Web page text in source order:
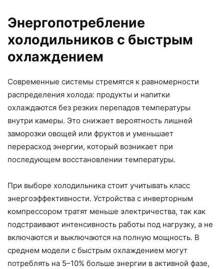
Энергопотребление
холодильников с быстрым
охлаждением
Современные системы стремятся к равномерности
распределения холода: продукты и напитки
охлаждаются без резких перепадов температуры
внутри камеры. Это снижает вероятность лишней
заморозки овощей или фруктов и уменьшает
перерасход энергии, который возникает при
последующем восстановлении температуры.
При выборе холодильника стоит учитывать класс
энергоэффективности. Устройства с инверторным
компрессором тратят меньше электричества, так как
подстраивают интенсивность работы под нагрузку, а не
включаются и выключаются на полную мощность. В
среднем модели с быстрым охлаждением могут
потреблять на 5–10% больше энергии в активной фазе,